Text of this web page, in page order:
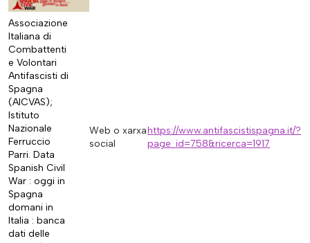
Associazione
Italiana di
Combattenti
e Volontari
Antifascisti di
Spagna
(AICVAS);
Istituto
Nazionale
Ferruccio
Parri. Data
Spanish Civil
War : oggi in
Spagna
domani in
Italia : banca
dati delle
Web o xarxa
social
https://www.antifascistispagna.it/?
page_id=758&ricerca=1917